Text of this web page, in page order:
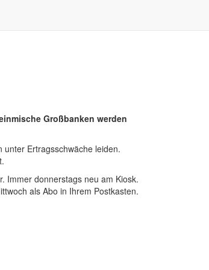
Großbanken werden
unter Ertragsschwäche leiden.
Immer donnerstags neu am Kiosk.
als Abo in Ihrem Postkasten.